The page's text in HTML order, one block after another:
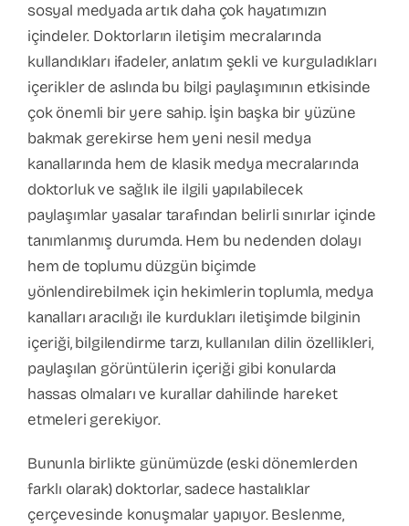
sosyal medyada artık daha çok hayatımızın
içindeler. Doktorların iletişim mecralarında
kullandıkları ifadeler, anlatım şekli ve kurguladıkları
içerikler de aslında bu bilgi paylaşımının etkisinde
çok önemli bir yere sahip. İşin başka bir yüzüne
bakmak gerekirse hem yeni nesil medya
kanallarında hem de klasik medya mecralarında
doktorluk ve sağlık ile ilgili yapılabilecek
paylaşımlar yasalar tarafından belirli sınırlar içinde
tanımlanmış durumda. Hem bu nedenden dolayı
hem de toplumu düzgün biçimde
yönlendirebilmek için hekimlerin toplumla, medya
kanalları aracılığı ile kurdukları iletişimde bilginin
içeriği, bilgilendirme tarzı, kullanılan dilin özellikleri,
paylaşılan görüntülerin içeriği gibi konularda
hassas olmaları ve kurallar dahilinde hareket
etmeleri gerekiyor.
Bununla birlikte günümüzde (eski dönemlerden
farklı olarak) doktorlar, sadece hastalıklar
çerçevesinde konuşmalar yapıyor. Beslenme,